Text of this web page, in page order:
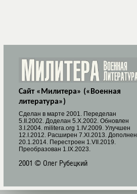
Сайт «Милитера» («Военная
литература»)
Cделан в марте 2001. Переделан
5.II.2002. Доделан 5.X.2002. Обновлен
3.I.2004. militera.org 1.IV.2009. Улучшен
12.I.2012. Расширен 7.XI.2013. Дополнен
20.1.2014. Перестроен 1.VII.2019.
Преобразован 1.IX.2023.
2001 © Олег Рубецкий